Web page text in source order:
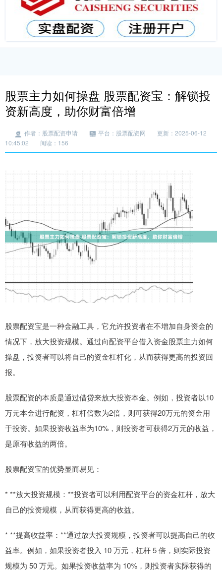
股票主力如何操盘 股票配资宝：解锁投
资新高度，助你财富倍增
作者：股票配资申请 平台：股票配资网
更新：2025-06-12
10:45:02
阅读：156
股票配资宝是一种金融工具，它允许投资者在不增加自身资金的
情况下，放大投资规模。通过向配资平台借入资金股票主力如何
操盘，投资者可以将自己的资金杠杆化，从而获得更高的投资回
报。
股票配资的本质是通过借贷来放大投资本金。例如，投资者以10
万元本金进行配资，杠杆倍数为2倍，则可获得20万元的资金用
于投资。如果投资收益率为10%，则投资者可获得2万元的收益，
是原有收益的两倍。
股票配资宝的优势显而易见：
* **放大投资规模：**投资者可以利用配资平台的资金杠杆，放大
自己的投资规模，从而获得更高的收益。
* **提高收益率：**通过放大投资规模，投资者可以提高自己的收
益率。例如，如果投资者投入 10 万元，杠杆 5 倍，则实际投资
规模为 50 万元。如果投资收益率为 10%，则投资者实际获得的